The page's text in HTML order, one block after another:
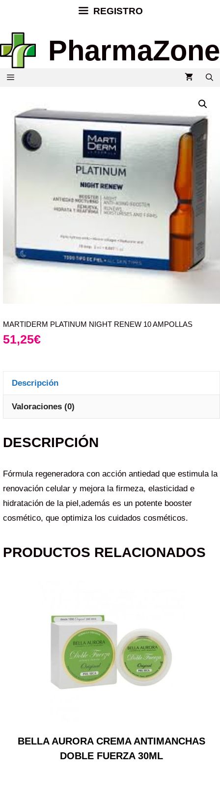
REGISTRO
PharmaZone
MARTIDERM PLATINUM NIGHT RENEW 10 AMPOLLAS
51,25€
Descripción
Valoraciones (0)
DESCRIPCIÓN
Fórmula regeneradora con acción antiedad que estimula la
renovación celular y mejora la firmeza, elasticidad e
hidratación de la piel,además es un potente booster
cosmético, que optimiza los cuidados cosméticos.
PRODUCTOS RELACIONADOS
BELLA AURORA CREMA ANTIMANCHAS
DOBLE FUERZA 30ML